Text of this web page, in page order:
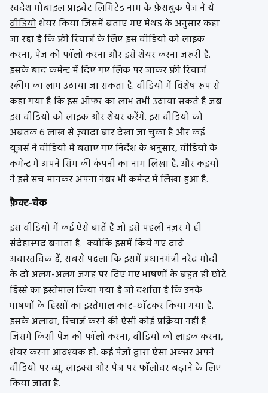
स्वदेश मोबाइलप्राइवेटलिमिटेड नाम केफ़ेसबुकपेज ने ये
वीडियोशेयर किया जिसमें बताए गएमेथडके अनुसार कहा
जा रहा है कि फ़्रीरिचार्जके लिए इसवीडियोकोलाइक
करना, पेज कोफॉलोकरना और इसे शेयर करना जरूरी है.
इसके बादकमेन्टमेंदिएगएलिंकपरजाकरफ्रीरिचार्ज
स्कीमकालाभउठायाजासकताहै.वीडियोमें विशेष रूप से
कहा गया है कि इसऑफरका लाभ तभी उठाया सकते है जब
इसवीडियोकोलाइकऔर शेयर करेंगे.इसवीडियोको
अबतक6लाखसेज़्यादाबारदेखाजाचुकाहैऔरकई
यूज़र्सनेवीडियोमेंबताएगएनिर्देशकेअनुसार,वीडियोके
कमेन्टमेंअपनेसिमकीकंपनीकानामलिखाहै. औरकइयों
नेइसेसचमानकरअपनानंबरभीकमेन्टमेंलिखाहुआहै.
फ़ैक्ट-चेक
इसवीडियोमेंकईऐसेबातेंहैंजोइसेपहलीनज़रमेंही
संदेहास्पदबनाताहै. क्योंकिइसमेंकियेगए दावे
अवास्तविक हैं,सबसेपहलाकिइसमेंप्रधानमंत्रीनरेंद्रमोदी
केदोअलग-अलगजगहपरदिएगए भाषणों के बहुत ही छोटे
हिस्से का इस्तेमाल किया गया है जो दर्शाता है कि उनके
भाषणों के हिस्सों का इस्तेमाल काट-छाँटकर किया गया है.
इसके अलावा,रिचार्जकरने की ऐसी कोई प्रक्रिया नहीं है
जिसमें किसी पेज कोफॉलोकरना,वीडियोकोलाइककरना,
शेयर करना आवश्यक हो. कई पेजों द्वारा ऐसाअक्सरअपने
वीडियोपरव्यू,लाइक्सऔर पेज परफॉलोवरबढ़ाने के लिए
किया जाता है.